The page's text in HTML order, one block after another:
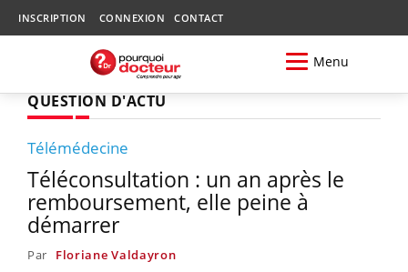
INSCRIPTION CONNEXION CONTACT
Menu
QUESTION D'ACTU
Télémédecine
Téléconsultation : un an après le
remboursement, elle peine à
démarrer
Par Floriane Valdayron